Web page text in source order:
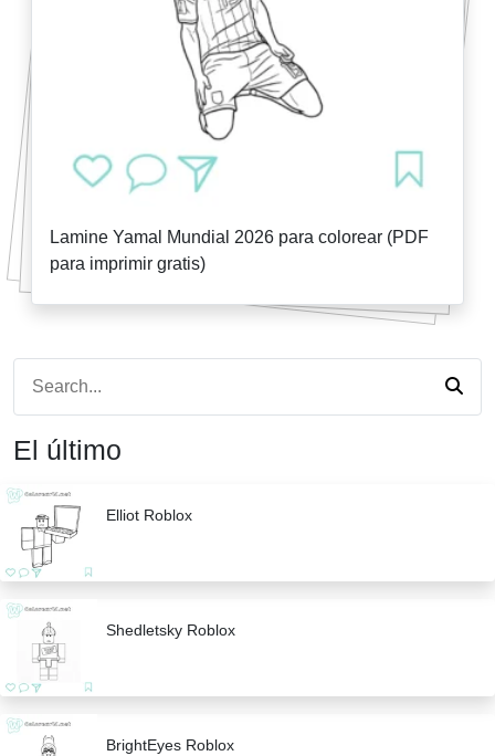
Lamine Yamal Mundial 2026 para colorear (PDF
para imprimir gratis)
El último
Elliot Roblox
Shedletsky Roblox
BrightEyes Roblox